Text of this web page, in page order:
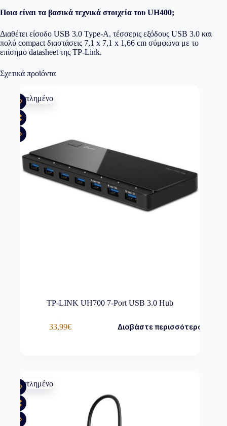
Ποια είναι τα βασικά τεχνικά στοιχεία του UH400;
Διαθέτει είσοδο USB 3.0 Type-A, τέσσερις εξόδους USB 3.0 και
πολύ compact διαστάσεις 7,1 x 7,1 x 1,66 cm σύμφωνα με το
επίσημο datasheet της TP-Link.
Σχετικά προϊόντα
Εξαντλημένο
TP-LINK UH700 7-Port USB 3.0 Hub
33,99€ Διαβάστε περισσότερα
Εξαντλημένο